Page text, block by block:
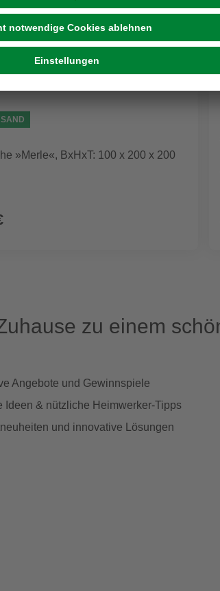
»Merle«, BxHxT: 100 x 200 x 200
zu einem
Angebote und Gewinnspiele
Ideen & nützliche Heimwerker-Tipps
und innovative Lösungen